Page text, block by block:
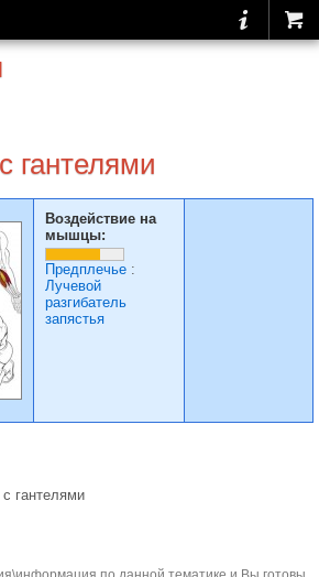
гантелями
Воздействие на
мышцы:
Предплечье :
Лучевой
разгибатель
запястья
гантелями